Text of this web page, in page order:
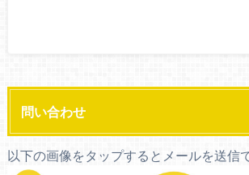
問い合わせ
以下の画像をタップするとメールを送信